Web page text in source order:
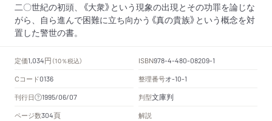
二〇世紀の初頭、《大衆》という現象の出現とその功罪を論じな
がら、自ら進んで困難に立ち向かう《真の貴族》という概念を対
置した警世の書。
定価1,034円 （10％税込） ISBN978-4-480-08209-1
Cコード0136 整理番号オ-10-1
刊行日 1995/06/07 判型文庫判
ページ数304頁 解説